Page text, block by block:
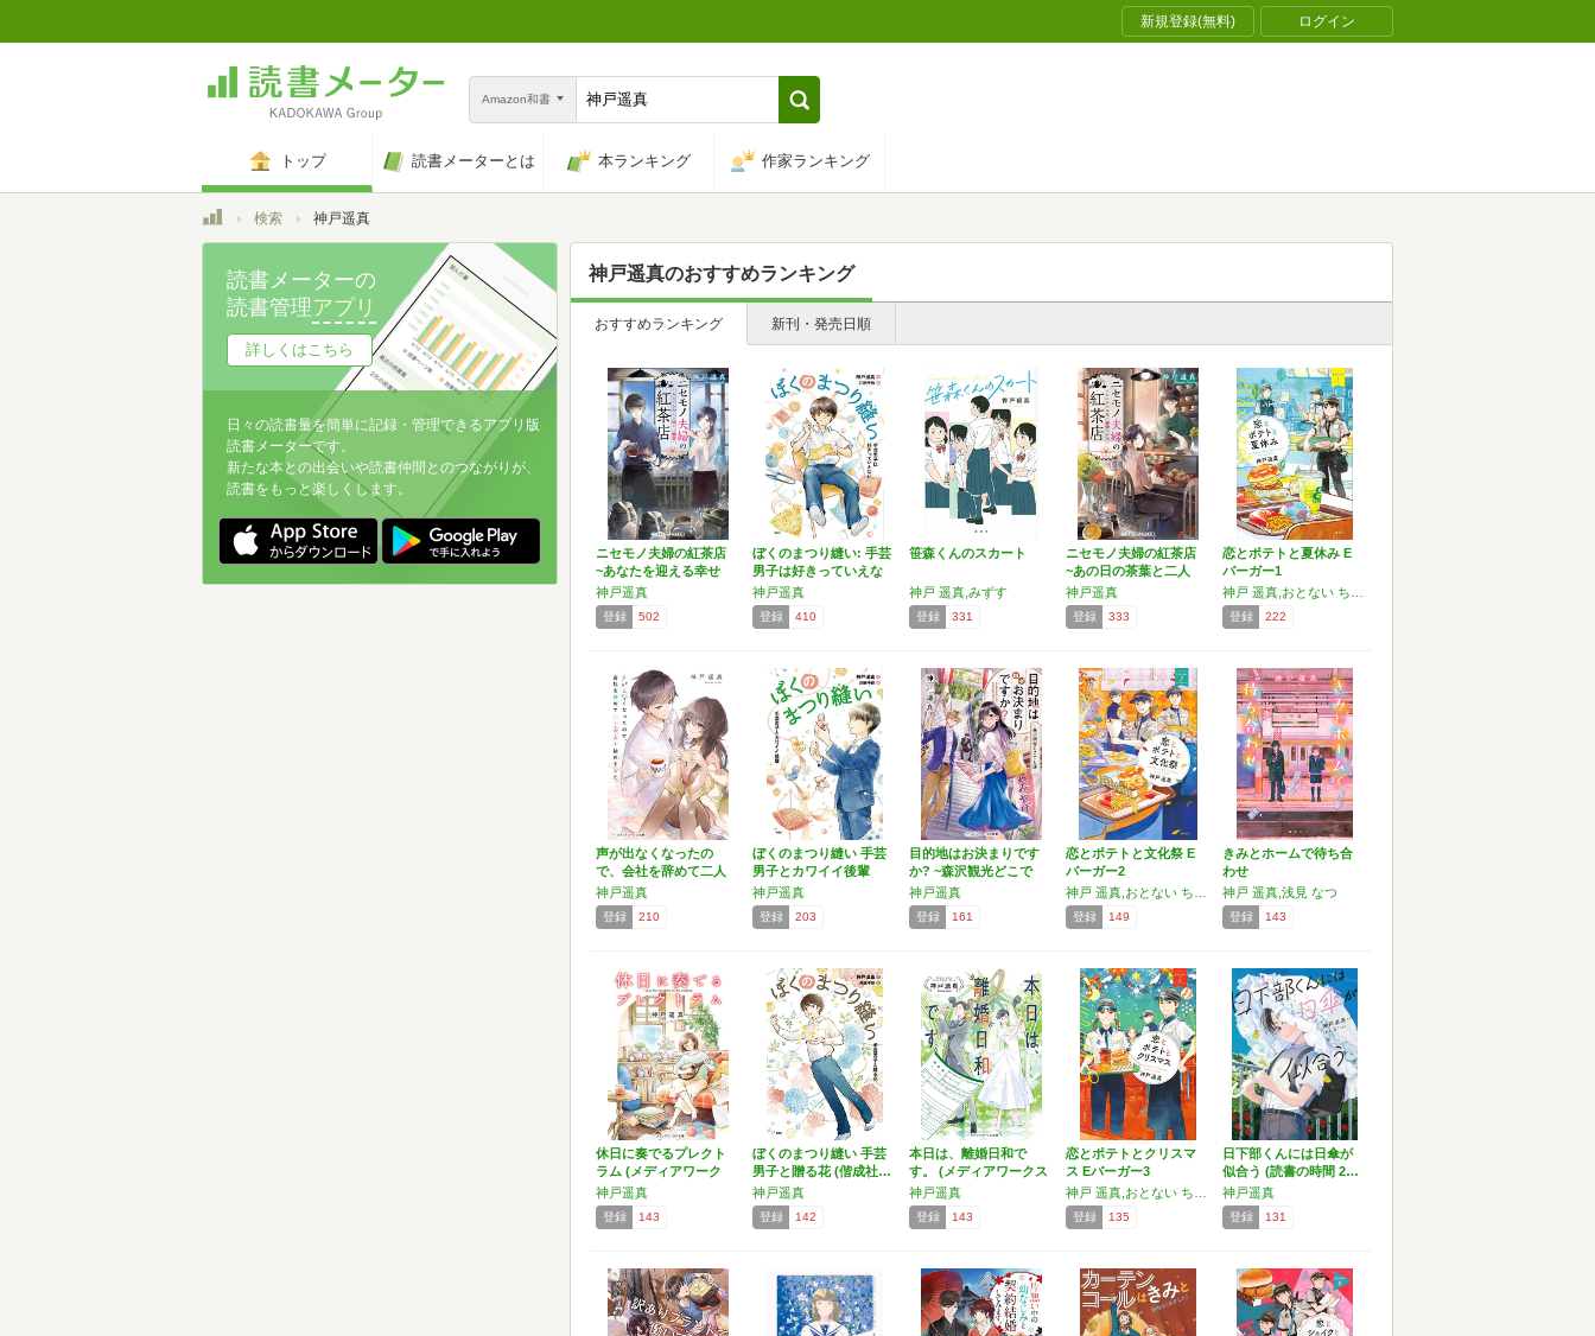
新規登録(無料) ログイン
Amazon和書
トップ 読書メーターとは 本ランキング 作家ランキング
トップ検索 神戸遥真
神戸遥真のおすすめランキング
おすすめランキング 新刊・発売日順
ニセモノ夫婦の紅茶店
~あなたを迎える幸せ
の…
神戸遥真
登録 502
ぼくのまつり縫い: 手芸
男子は好きっていえな
い
神戸遥真
登録 410
笹森くんのスカート
神戸 遥真,みずす
登録 331
ニセモノ夫婦の紅茶店
~あの日の茶葉と二人
の…
神戸遥真
登録 333
恋とポテトと夏休み E
バーガー1
登録 222
声が出なくなったの
で、会社を辞めて二人
暮らし…
神戸遥真
登録 210
ぼくのまつり縫い 手芸
男子とカワイイ後輩
神戸遥真
登録 203
目的地はお決まりです
か? ~森沢観光どこで
も…
神戸遥真
登録 161
恋とポテトと文化祭 E
バーガー2
登録 149
きみとホームで待ち合
わせ
神戸 遥真,浅見 なつ
登録 143
休日に奏でるプレクト
ラム (メディアワーク
ス…
神戸遥真
登録 143
ぼくのまつり縫い 手芸
男子と贈る花 (偕成社…
神戸遥真
登録 142
本日は、離婚日和で
す。 (メディアワークス
文…
神戸遥真
登録 143
恋とポテトとクリスマ
ス Eバーガー3
登録 135
日下部くんには日傘が
似合う (読書の時間 2…
神戸遥真
登録 131
読書メーターの
読書管理アプリ
詳しくはこちら
日々の読書量を簡単に記録・管理できるアプリ版
読書メーターです。
新たな本との出会いや読書仲間とのつながりが、
読書をもっと楽しくします。